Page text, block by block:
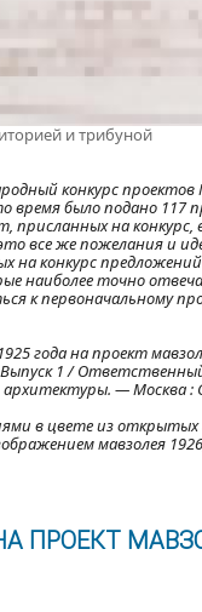
и трибуной
конкурс
время было подано
присланных на
все же пожелания и
на конкурс
наиболее точно
к первоначальному
года на проект
1 /
— Москва :
в цвете из
мавзолея
ПРОЕКТ